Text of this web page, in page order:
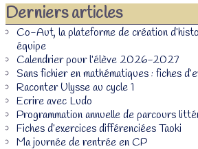
Derniers articles
Co-Aut, la plateforme de création
équipe
Calendrier pour l’élève 2026-2027
Sans fichier en mathématiques : fiches
Raconter Ulysse au cycle 1
Ecrire avec Ludo
Programmation annuelle de parcours
Fiches d’exercices différenciées Taoki
Ma journée de rentrée en CP